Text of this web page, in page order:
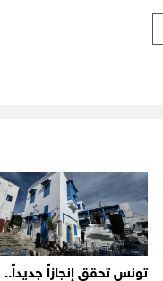
تونس تحقق إنجازاً جديداً..